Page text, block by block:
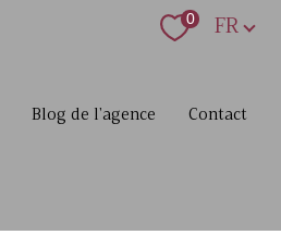
0 Langue
FR
blog de l'agence contact